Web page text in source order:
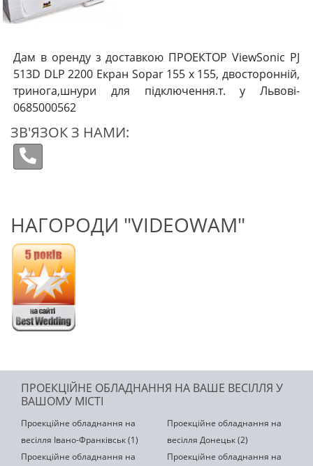
Дам в оренду з доставкою ПРОЕКТОР ViewSonic PJ
513D DLP 2200 Екран Sopar 155 х 155, двосторонній,
тринога,шнури для підключення.т. у Львові-
0685000562
ЗВ'ЯЗОК З НАМИ:
НАГОРОДИ "VIDEOWAM"
ПРОЕКЦІЙНЕ ОБЛАДНАННЯ НА ВАШЕ ВЕСІЛЛЯ У
ВАШОМУ МІСТІ
Проекційне обладнання на
весілля Івано-Франківськ (1)
Проекційне обладнання на
весілля Донецьк (2)
Проекційне обладнання на
Проекційне обладнання на